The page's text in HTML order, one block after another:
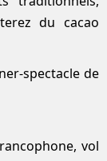
du cacao
spectacle de
vol